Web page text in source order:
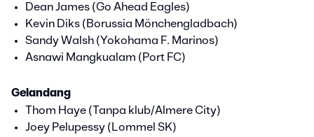
Dean James (Go Ahead Eagles)
Kevin Diks (Borussia Mönchengladbach)
Sandy Walsh (Yokohama F. Marinos)
Asnawi Mangkualam (Port FC)
Gelandang
Thom Haye (Tanpa klub/Almere City)
Joey Pelupessy (Lommel SK)